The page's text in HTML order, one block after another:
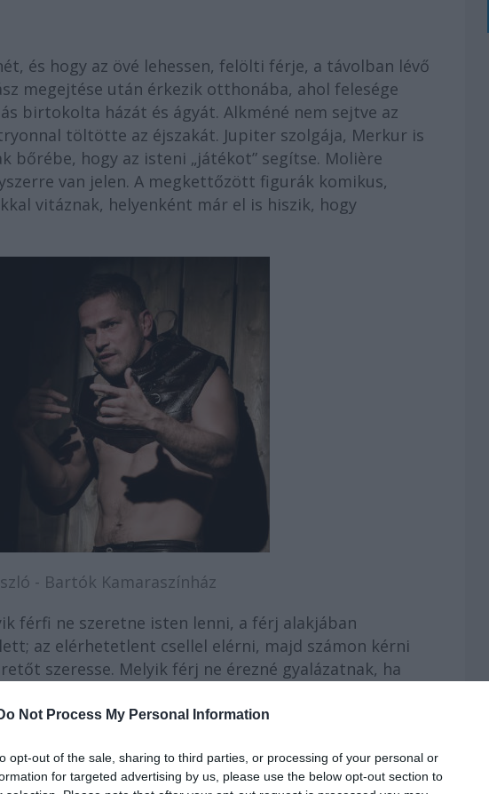
Not Process My Personal Information
opt-out of the sale, sharing to third parties, or processing of your personal or
for targeted advertising by us, please use the below opt-out section to
és hogy az övé lehessen, felölti férje, a távolban lévő
megejtése után érkezik otthonába, ahol felesége
birtokolta házát és ágyát. Alkméné nem sejtve az
töltötte az éjszakát. Jupiter szolgája, Merkur is
bőrébe, hogy az isteni „játékot” segítse. Molière
van jelen. A megkettőzött figurák komikus,
vitáznak, helyenként már el is hiszik, hogy
- Bartók Kamaraszínház
férfi ne szeretne isten lenni, a férj alakjában
az elérhetetlent csellel elérni, majd számon kérni
szeresse. Melyik férj ne érezné gyalázatnak, ha
Micsoda kéj a nőnek, ha azt hiszi férjével jutott a
az együttlétet, s a szerelem gyümölcse sem övé,